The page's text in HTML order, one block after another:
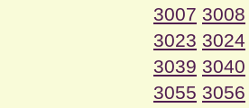
3007 3008
3023 3024
3039 3040
3055 3056